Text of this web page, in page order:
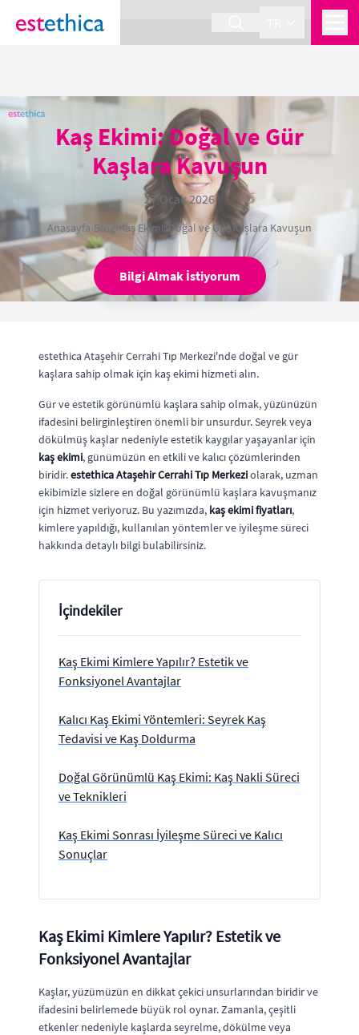
section Service {
Kaş Ekimi: Doğal ve Gür
Kaşlara Kavuşun
27 Ocak 2026
Anasayfa›Blog›Kaş Ekimi: Doğal ve Gür Kaşlara Kavuşun
Bilgi Almak İstiyorum
estethica Ataşehir Cerrahi Tıp Merkezi'nde doğal ve gür
kaşlara sahip olmak için kaş ekimi hizmeti alın.
Gür ve estetik görünümlü kaşlara sahip olmak, yüzünüzün
ifadesini belirginleştiren önemli bir unsurdur. Seyrek veya
dökülmüş kaşlar nedeniyle estetik kaygılar yaşayanlar için
kaş ekimi, günümüzün en etkili ve kalıcı çözümlerinden
biridir.estethica Ataşehir Cerrahi Tıp Merkeziolarak, uzman
ekibimizle sizlere en doğal görünümlü kaşlara kavuşmanız
için hizmet veriyoruz. Bu yazımızda, kaş ekimi fiyatları,
kimlere yapıldığı, kullanılan yöntemler ve iyileşme süreci
hakkında detaylı bilgi bulabilirsiniz.
İçindekiler
Kaş Ekimi Kimlere Yapılır? Estetik ve
Fonksiyonel Avantajlar
Kalıcı Kaş Ekimi Yöntemleri: Seyrek Kaş
Tedavisi ve Kaş Doldurma
Doğal Görünümlü Kaş Ekimi: Kaş Nakli Süreci
ve Teknikleri
Kaş Ekimi Sonrası İyileşme Süreci ve Kalıcı
Sonuçlar
Kaş Ekimi Kimlere Yapılır? Estetik ve
Fonksiyonel Avantajlar
Kaşlar, yüzümüzün en dikkat çekici unsurlarından biridir ve
ifadesini belirlemede büyük rol oynar. Zamanla, çeşitli
etkenler nedeniyle kaşlarda seyrelme, dökülme veya